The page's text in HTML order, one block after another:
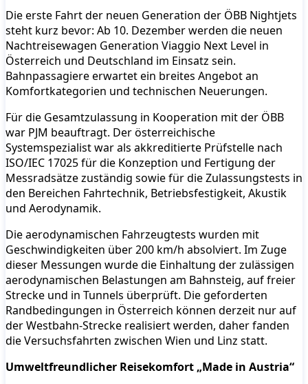
Die erste Fahrt der neuen Generation der ÖBB Nightjets
steht kurz bevor: Ab 10. Dezember werden die neuen
Nachtreisewagen Generation Viaggio Next Level in
Österreich und Deutschland im Einsatz sein.
Bahnpassagiere erwartet ein breites Angebot an
Komfortkategorien und technischen Neuerungen.
Für die Gesamtzulassung in Kooperation mit der ÖBB
war PJM beauftragt. Der österreichische
Systemspezialist war als akkreditierte Prüfstelle nach
ISO/IEC 17025 für die Konzeption und Fertigung der
Messradsätze zuständig sowie für die Zulassungstests in
den Bereichen Fahrtechnik, Betriebsfestigkeit, Akustik
und Aerodynamik.
Die aerodynamischen Fahrzeugtests wurden mit
Geschwindigkeiten über 200 km/h absolviert. Im Zuge
dieser Messungen wurde die Einhaltung der zulässigen
aerodynamischen Belastungen am Bahnsteig, auf freier
Strecke und in Tunnels überprüft. Die geforderten
Randbedingungen in Österreich können derzeit nur auf
der Westbahn-Strecke realisiert werden, daher fanden
die Versuchsfahrten zwischen Wien und Linz statt.
Umweltfreundlicher Reisekomfort „Made in Austria“